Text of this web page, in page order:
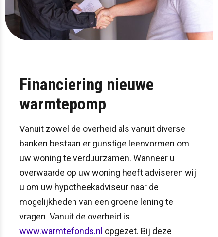
Financiering nieuwe
warmtepomp
Vanuit zowel de overheid als vanuit diverse
banken bestaan er gunstige leenvormen om
uw woning te verduurzamen. Wanneer u
overwaarde op uw woning heeft adviseren wij
u om uw hypotheekadviseur naar de
mogelijkheden van een groene lening te
vragen. Vanuit de overheid is
www.warmtefonds.nl opgezet. Bij deze